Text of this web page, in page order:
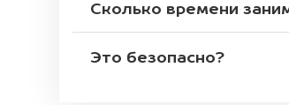
Сколько времени
Это безопасно?